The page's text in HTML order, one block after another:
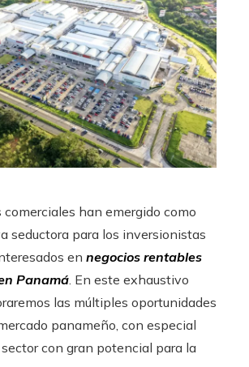
comerciales han emergido como
seductora para los inversionistas
en negocios rentables
Panamá . En este exhaustivo
las múltiples oportunidades
panameño, con especial
con gran potencial para la